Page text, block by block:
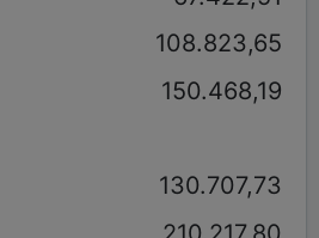
108.823,65
150.468,19
130.707,73